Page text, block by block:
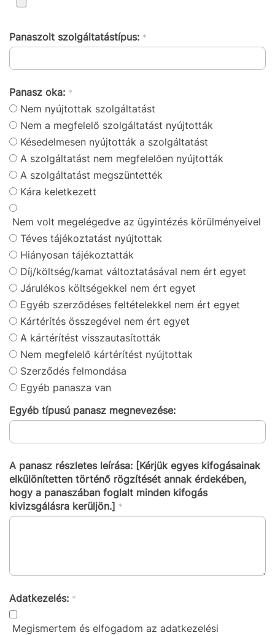
Panaszolt szolgáltatástípus: *
Panasz oka: *
Nem nyújtottak szolgáltatást
Nem a megfelelő szolgáltatást nyújtották
Késedelmesen nyújtották a szolgáltatást
A szolgáltatást nem megfelelően nyújtották
A szolgáltatást megszüntették
Kára keletkezett
Nem volt megelégedve az ügyintézés körülményeivel
Téves tájékoztatást nyújtottak
Hiányosan tájékoztatták
Díj/költség/kamat változtatásával nem ért egyet
Járulékos költségekkel nem ért egyet
Egyéb szerződéses feltételekkel nem ért egyet
Kártérítés összegével nem ért egyet
A kártérítést visszautasították
Nem megfelelő kártérítést nyújtottak
Szerződés felmondása
Egyéb panasza van
Egyéb típusú panasz megnevezése:
A panasz részletes leírása: [Kérjük egyes kifogásainak
elkülönítetten történő rögzítését annak érdekében,
hogy a panaszában foglalt minden kifogás
kivizsgálásra kerüljön.] *
Adatkezelés: *
Megismertem és elfogadom az adatkezelési